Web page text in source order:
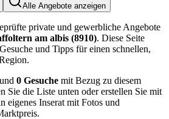
Alle Angebote anzeigen
private und gewerbliche Angebote
am albis (8910). Diese Seite
und Tipps für einen schnellen,
und 0 Gesuche mit Bezug zu diesem
Sie die Liste unten oder erstellen Sie mit
Inserat mit Fotos und